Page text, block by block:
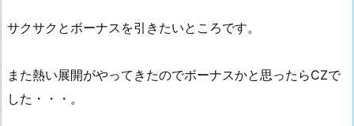
サクサクとボーナスを引きたいところです。
また熱い展開がやってきたのでボーナスかと思ったらCZで
した・・・。